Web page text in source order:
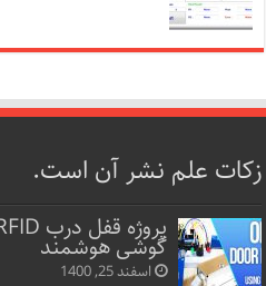
زکات علم نشر آن است.
گوشی هوشمند
اسفند 25, 1400